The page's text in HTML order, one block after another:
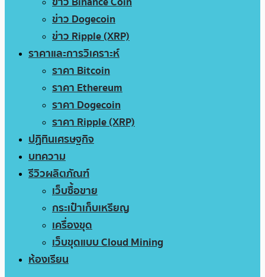
ข่าว Dogecoin
ข่าว Ripple (XRP)
ราคาและการวิเคราะห์
ราคา Bitcoin
ราคา Ethereum
ราคา Dogecoin
ราคา Ripple (XRP)
ปฏิทินเศรษฐกิจ
บทความ
รีวิวผลิตภัณฑ์
เว็บซื้อขาย
กระเป๋าเก็บเหรียญ
เครื่องขุด
เว็บขุดแบบ Cloud Mining
ห้องเรียน